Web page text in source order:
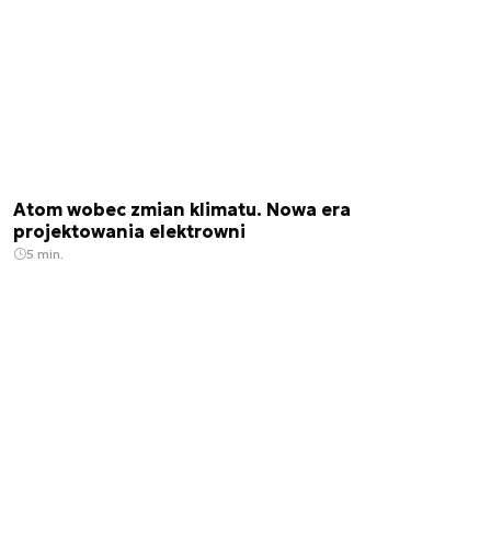
Atom wobec zmian klimatu. Nowa era
projektowania elektrowni
5 min.